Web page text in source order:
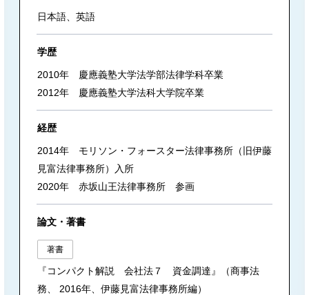
日本語、英語
学歴
2010年 慶應義塾大学法学部法律学科卒業
2012年 慶應義塾大学法科大学院卒業
経歴
2014年 モリソン・フォースター法律事務所（旧伊藤
見富法律事務所）入所
2020年 赤坂山王法律事務所 参画
論文・著書
著書
『コンパクト解説 会社法７ 資金調達』（商事法
務、 2016年、伊藤見富法律事務所編）